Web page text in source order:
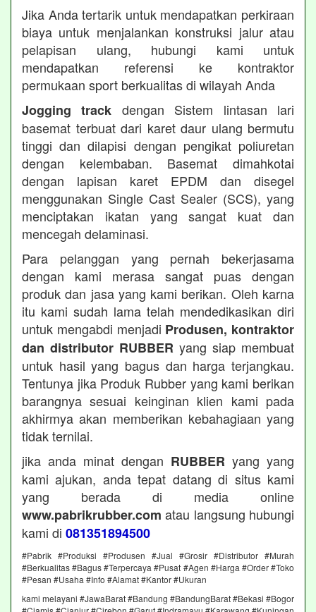
Jika Anda tertarik untuk mendapatkan perkiraan
biaya untuk menjalankan konstruksi jalur atau
pelapisan ulang, hubungi kami untuk
mendapatkan referensi ke kontraktor
permukaan sport berkualitas di wilayah Anda
Jogging track dengan Sistem lintasan lari
basemat terbuat dari karet daur ulang bermutu
tinggi dan dilapisi dengan pengikat poliuretan
dengan kelembaban. Basemat dimahkotai
dengan lapisan karet EPDM dan disegel
menggunakan Single Cast Sealer (SCS), yang
menciptakan ikatan yang sangat kuat dan
mencegah delaminasi.
Para pelanggan yang pernah bekerjasama
dengan kami merasa sangat puas dengan
produk dan jasa yang kami berikan. Oleh karna
itu kami sudah lama telah mendedikasikan diri
untuk mengabdi menjadi Produsen, kontraktor
dan distributor RUBBER yang siap membuat
untuk hasil yang bagus dan harga terjangkau.
Tentunya jika Produk Rubber yang kami berikan
barangnya sesuai keinginan klien kami pada
akhirmya akan memberikan kebahagiaan yang
tidak ternilai.
jika anda minat dengan RUBBER yang yang
kami ajukan, anda tepat datang di situs kami
yang berada di media online
www.pabrikrubber.com atau langsung hubungi
kami di 081351894500
#Pabrik #Produksi #Produsen #Jual #Grosir #Distributor #Murah
#Berkualitas #Bagus #Terpercaya #Pusat #Agen #Harga #Order #Toko
#Pesan #Usaha #Info #Alamat #Kantor #Ukuran
kami melayani #JawaBarat #Bandung #BandungBarat #Bekasi #Bogor